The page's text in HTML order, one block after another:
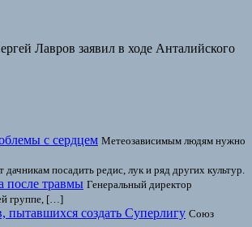
Лавров заявил в ходе Анталийского
с сердцем Метеозависимым людям нужно
посадить редис, лук и ряд других культур.
после травмы Генеральный директор
группе, […]
создать Суперлигу Союз